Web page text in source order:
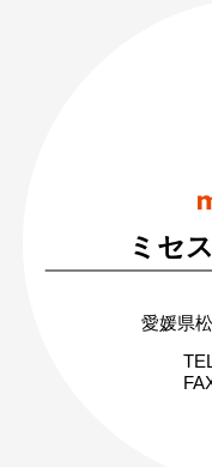
営業時
無料相
まずは
家づくりの
ミセ
愛媛県